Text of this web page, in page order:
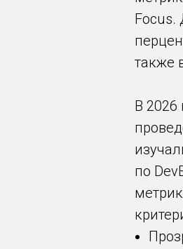
Focus.
также
В 2026
по